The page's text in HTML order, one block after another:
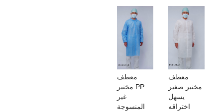
معطف
مختبر PP
غير
المنسوجة
معطف
مختبر صغير
يسهل
اختراقه